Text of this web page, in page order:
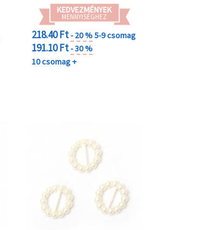
KEDVEZMÉNYEK
MENNYISÉGHEZ
218.40 Ft- 20 %5-9 csomag
191.10 Ft- 30 %
10 csomag +